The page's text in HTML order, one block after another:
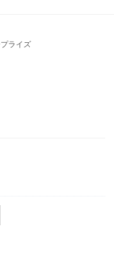
ライズ